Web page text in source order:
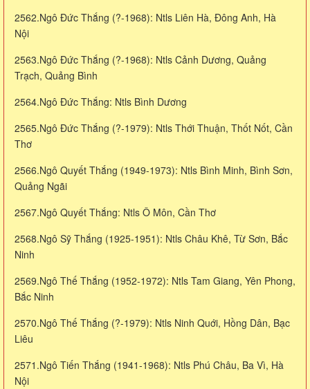
2562.Ngô Đức Thắng (?-1968): Ntls Liên Hà, Đông Anh, Hà
Nội
2563.Ngô Đức Thắng (?-1968): Ntls Cảnh Dương, Quảng
Trạch, Quảng Bình
2564.Ngô Đức Thắng: Ntls Bình Dương
2565.Ngô Đức Thắng (?-1979): Ntls Thới Thuận, Thốt Nốt, Cần
Thơ
2566.Ngô Quyết Thắng (1949-1973): Ntls Bình Minh, Bình Sơn,
Quảng Ngãi
2567.Ngô Quyết Thắng: Ntls Ô Môn, Cần Thơ
2568.Ngô Sỹ Thắng (1925-1951): Ntls Châu Khê, Từ Sơn, Bắc
Ninh
2569.Ngô Thế Thắng (1952-1972): Ntls Tam Giang, Yên Phong,
Bắc Ninh
2570.Ngô Thế Thắng (?-1979): Ntls Ninh Quới, Hồng Dân, Bạc
Liêu
2571.Ngô Tiến Thắng (1941-1968): Ntls Phú Châu, Ba Vì, Hà
Nội